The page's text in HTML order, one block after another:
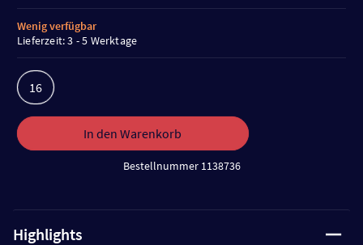
16
In den Warenkorb
Bestellnummer 1138736
Wenig verfügbar
Lieferzeit: 3 - 5 Werktage
Highlights